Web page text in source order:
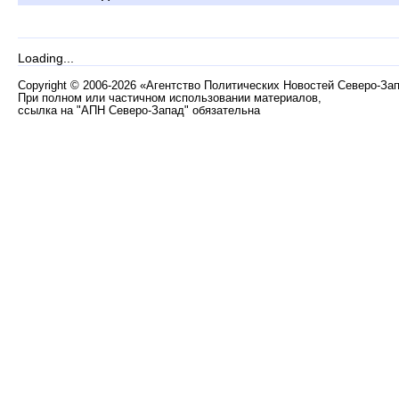
Loading...
Copyright © 2006-2026 «Агентство Политических Новостей Северо-
При полном или частичном использовании материалов,
ссылка на "АПН Северо-Запад" обязательна